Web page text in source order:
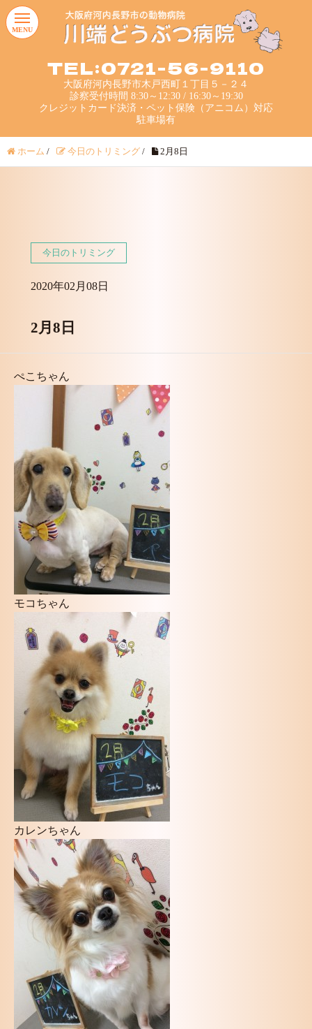
TEL:0721-56-9110
大阪府河内長野市木戸西町１丁目５－２４
診察受付時間 8:30～12:30 / 16:30～19:30
クレジットカード決済・ペット保険（アニコム）対応
駐車場有
MENU
ホーム / 今日のトリミング / 2月8日
今日のトリミング
2020年02月08日
2月8日
ぺこちゃん
モコちゃん
カレンちゃん